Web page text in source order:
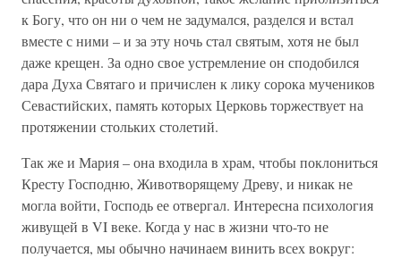
к Богу, что он ни о чем не задумался, разделся и встал
вместе с ними – и за эту ночь стал святым, хотя не был
даже крещен. За одно свое устремление он сподобился
дара Духа Святаго и причислен к лику сорока мучеников
Севастийских, память которых Церковь торжествует на
протяжении стольких столетий.
Так же и Мария – она входила в храм, чтобы поклониться
Кресту Господню, Животворящему Древу, и никак не
могла войти, Господь ее отвергал. Интересна психология
живущей в VI веке. Когда у нас в жизни что-то не
получается, мы обычно начинаем винить всех вокруг: